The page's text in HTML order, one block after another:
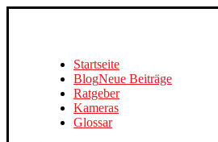
Startseite
BlogNeue Beiträge
Ratgeber
Kameras
Glossar